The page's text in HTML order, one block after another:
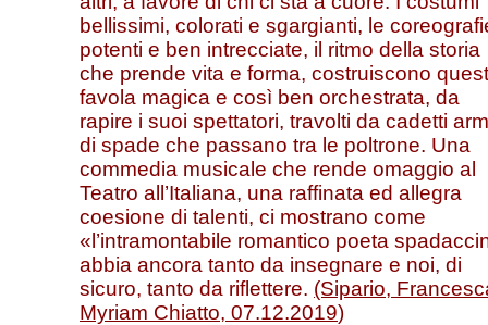
bellissimi, colorati e sgargianti, le
potenti e ben intrecciate, il ritmo della storia
che prende vita e forma, costruiscono
favola magica e così ben orchestrata, da
rapire i suoi spettatori, travolti da cadetti
di spade che passano tra le poltrone. Una
commedia musicale che rende omaggio al
Teatro all’Italiana, una raffinata ed allegra
coesione di talenti, ci mostrano come
«l’intramontabile romantico poeta
abbia ancora tanto da insegnare e noi, di
sicuro, tanto da riflettere. (Sipario,
Myriam Chiatto, 07.12.2019)